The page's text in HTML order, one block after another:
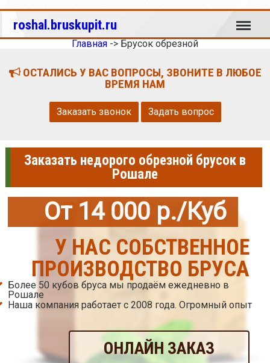
roshal.bruskupit.ru Меню
Главная -> Брусок обрезной
ОСТАЛИСЬ У ВАС ВОПРОСЫ, ЗВОНИТЕ В ЛЮБОЕ
ВРЕМЯ НАМ
Заказать звонок Задать вопрос
Заказать недорого обрезной брусок в
Рошале
От 14 000 р./Куб
У НАС СОБСТВЕННОЕ
ПРОИЗВОДСТВО БРУСА
Более 50 кубов бруса мы продаём ежедневно в
Рошале
Наша компания работает с 2008 года. Огромный опыт
ОНЛАЙН ЗАКАЗ